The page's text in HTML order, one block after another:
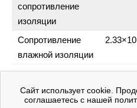
сопротивление
изоляции
Сопротивление
влажной изоляции
Сайт использует cookie.
соглашаетесь с нашей